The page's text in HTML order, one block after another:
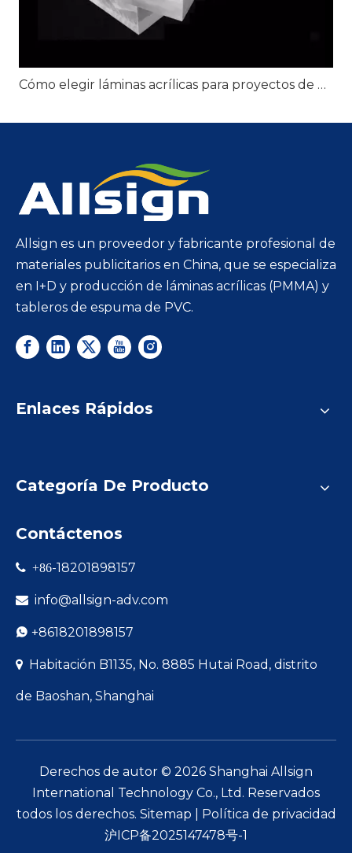
Cómo elegir láminas acrílicas para proyectos de exhibición minorista
Allsign es un proveedor y fabricante profesional de
materiales publicitarios en China, que se especializa
en I+D y producción de láminas acrílicas (PMMA) y
tableros de espuma de PVC.
Enlaces Rápidos
Categoría De Producto
Contáctenos
 +86-18201898157
 info@allsign-adv.com
 +8618201898157
 Habitación B1135, No. 8885 Hutai Road, distrito
de Baoshan, Shanghai
Derechos de autor © 2026 Shanghai Allsign
International Technology Co., Ltd. Reservados
todos los derechos. Sitemap
Política de privacidad
沪ICP备2025147478号-1